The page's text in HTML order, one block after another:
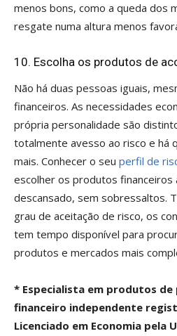
menos bons, como a queda dos
resgate numa altura menos
10. Escolha os produtos de
Não há duas pessoas iguais,
financeiros. As necessidades
própria personalidade são
totalmente avesso ao risco e há
mais. Conhecer o seu perfil de
escolher os produtos
descansado, sem sobressaltos.
grau de aceitação de risco, os
tem tempo disponível para
produtos e mercados mais
* Especialista em produtos de
financeiro independente
Licenciado em Economia pela